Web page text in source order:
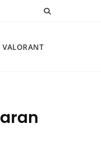
VALORANT